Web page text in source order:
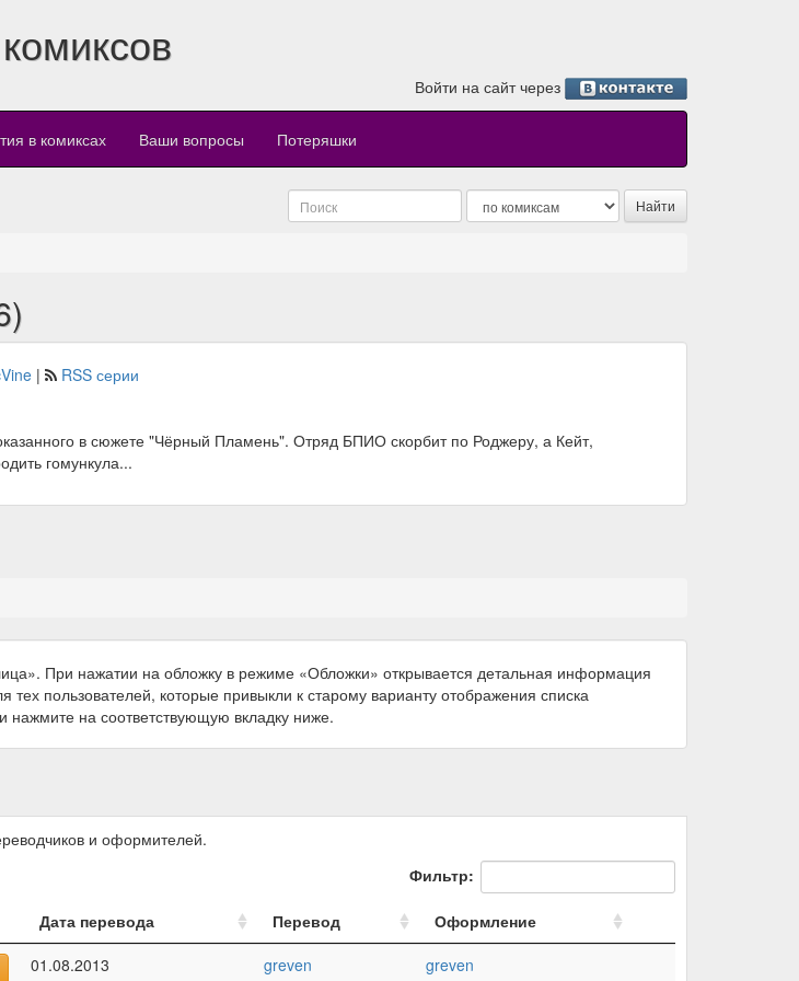
Войти на сайт через
в комиксах Ваши вопросы Потеряшки
|
RSS серии
в сюжете "Чёрный Пламень". Отряд БПИО скорбит по Роджеру, а Кейт,
гомункула...
При нажатии на обложку в режиме «Обложки» открывается детальная информация
пользователей, которые привыкли к старому варианту отображения списка
на соответствующую вкладку ниже.
и оформителей.
Фильтр:
Дата перевода Перевод
Оформление
01.08.2013 greven greven